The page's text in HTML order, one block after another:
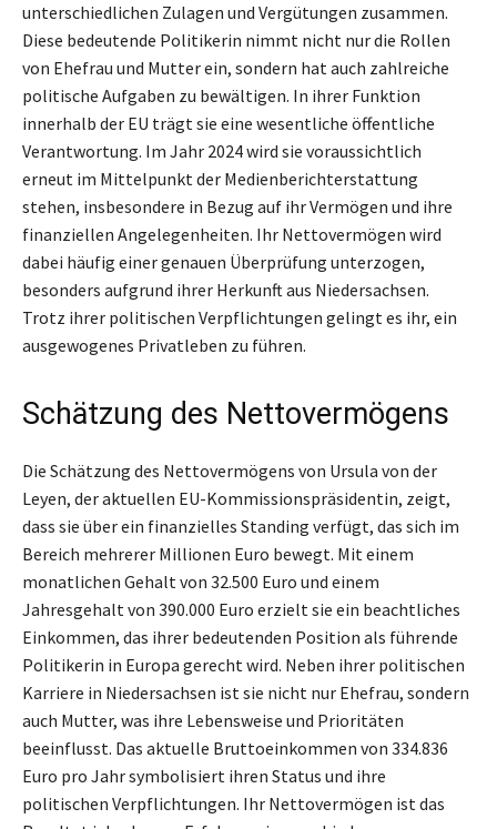
unterschiedlichen Zulagen und Vergütungen zusammen.
Diese bedeutende Politikerin nimmt nicht nur die Rollen
von Ehefrau und Mutter ein, sondern hat auch zahlreiche
politische Aufgaben zu bewältigen. In ihrer Funktion
innerhalb der EU trägt sie eine wesentliche öffentliche
Verantwortung. Im Jahr 2024 wird sie voraussichtlich
erneut im Mittelpunkt der Medienberichterstattung
stehen, insbesondere in Bezug auf ihr Vermögen und ihre
finanziellen Angelegenheiten. Ihr Nettovermögen wird
dabei häufig einer genauen Überprüfung unterzogen,
besonders aufgrund ihrer Herkunft aus Niedersachsen.
Trotz ihrer politischen Verpflichtungen gelingt es ihr, ein
ausgewogenes Privatleben zu führen.
Schätzung des Nettovermögens
Die Schätzung des Nettovermögens von Ursula von der
Leyen, der aktuellen EU-Kommissionspräsidentin, zeigt,
dass sie über ein finanzielles Standing verfügt, das sich im
Bereich mehrerer Millionen Euro bewegt. Mit einem
monatlichen Gehalt von 32.500 Euro und einem
Jahresgehalt von 390.000 Euro erzielt sie ein beachtliches
Einkommen, das ihrer bedeutenden Position als führende
Politikerin in Europa gerecht wird. Neben ihrer politischen
Karriere in Niedersachsen ist sie nicht nur Ehefrau, sondern
auch Mutter, was ihre Lebensweise und Prioritäten
beeinflusst. Das aktuelle Bruttoeinkommen von 334.836
Euro pro Jahr symbolisiert ihren Status und ihre
politischen Verpflichtungen. Ihr Nettovermögen ist das